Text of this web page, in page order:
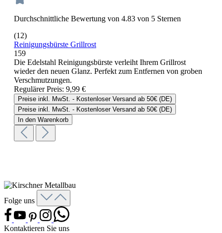
Durchschnittliche Bewertung von 4.83 von 5 Sternen
(12)
Reinigungsbürste Grillrost
159
Die Edelstahl Reinigungsbürste verleiht Ihrem Grillrost
wieder den neuen Glanz. Perfekt zum Entfernen von groben
Verschmutzungen.
Regulärer Preis: 9,99 €
Preise inkl. MwSt. - Kostenloser Versand ab 50€ (DE)
Preise inkl. MwSt. - Kostenloser Versand ab 50€ (DE)
In den Warenkorb
Folge uns
Kontaktieren Sie uns